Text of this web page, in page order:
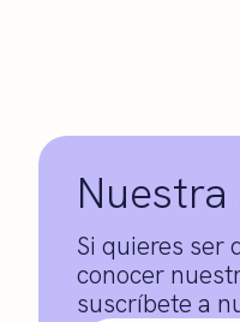
Nuestra
Si quieres ser
conocer
suscríbete a